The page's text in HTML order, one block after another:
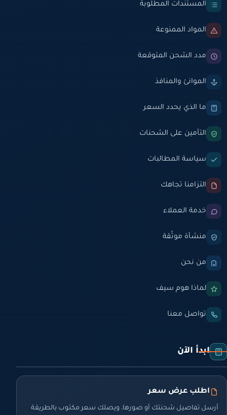
المستندات المطلوبة
المواد الممنوعة
مدد الشحن المتوقعة
الموانئ والمنافذ
ما الذي يحدد السعر
التأمين على الشحنات
سياسة المطالبات
التزامنا تجاهك
خدمة العملاء
منشأة موثّقة
من نحن
لماذا هوم سيف
تواصل معنا
ابدأ الآن
اطلب عرض سعر
أرسل تفاصيل شحنتك أو صورها، ويصلك سعر مكتوب بالطريقة